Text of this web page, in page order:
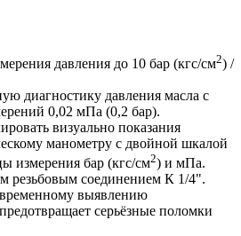
давления до 10 бар (кгс/см2) /
диагностику давления масла с
0,02 мПа (0,2 бар).
визуально показания
манометру с двойной шкалой
измерения бар (кгс/см2) и мПа.
резьбовым соединением К 1/4".
выявлению
серьёзные поломки